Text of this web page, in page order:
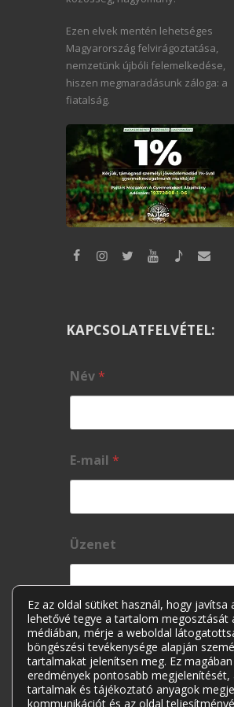
Ezen elvek mentén lehetséges
Magyarország felvirágoztatása,
nemzetünk újbóli felemelkedése,
hiszen megmaradásunk záloga: a
fiatalság.
KAPCSOLATFELVÉTEL:
Név*
E-mail *
Üzenet
Ez az oldal sütiket használ, hogy javítsa
lehetővé tegye a tartalom megosztását
médiában, mérje a weboldal
böngészési tevékenysége alapján
tartalmakat jelenítsen meg. Ez
eredmények pontosabb megjelenítését,
tartalmak és tájékoztató anyagok
kommunikációt és az oldal